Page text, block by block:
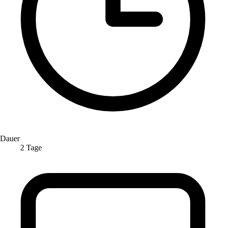
Dauer
2 Tage